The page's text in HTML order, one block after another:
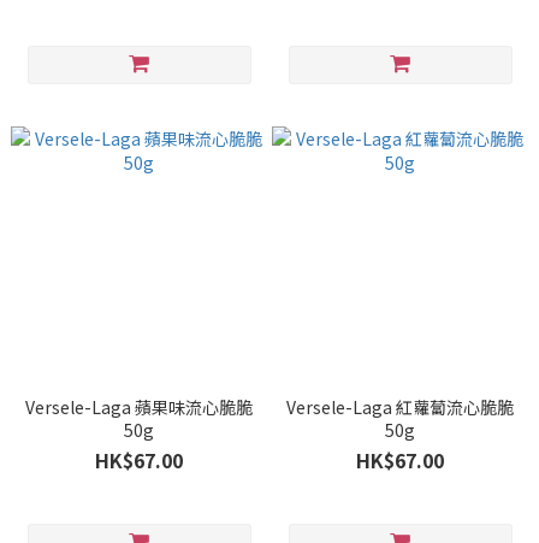
Versele-Laga 蘋果味流心脆脆
50g
HK$67.00
Versele-Laga 紅蘿蔔流心脆脆
50g
HK$67.00